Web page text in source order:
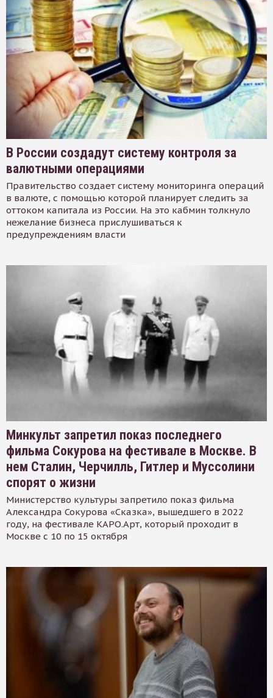
В России создадут систему контроля за
валютными операциями
Правительство создает систему мониторинга операций
в валюте, с помощью которой планирует следить за
оттоком капитала из России. На это кабмин толкнуло
нежелание бизнеса прислушиваться к
предупреждениям власти
Минкульт запретил показ последнего
фильма Сокурова на фестивале в Москве. В
нем Сталин, Черчилль, Гитлер и Муссолини
спорят о жизни
Министерство культуры запретило показ фильма
Александра Сокурова «Сказка», вышедшего в 2022
году, на фестивале КАРО.Арт, который проходит в
Москве с 10 по 15 октября